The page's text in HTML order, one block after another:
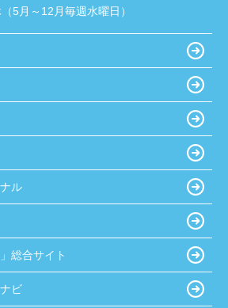
5月～12月毎週水曜日）
ル
総合サイト
ビ